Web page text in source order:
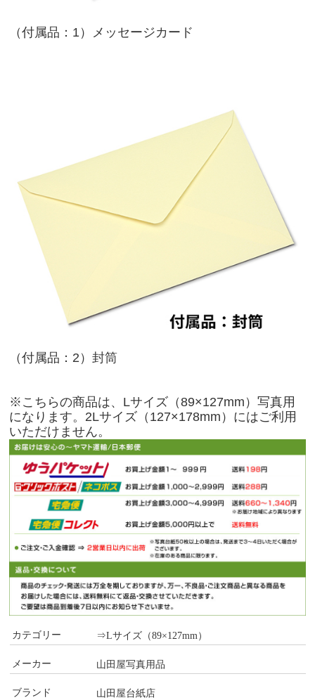
（付属品：1）メッセージカード
（付属品：2）封筒
※こちらの商品は、Lサイズ（89×127mm）写真用
になります。2Lサイズ（127×178mm）にはご利用
いただけません。
カテゴリー ⇒Lサイズ（89×127mm）
メーカー 山田屋写真用品
ブランド 山田屋台紙店